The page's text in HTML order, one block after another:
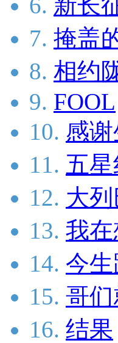
7. 掩盖
8. 相约
9. FOOL
10. 感
11. 五
12. 大
13. 我
14. 今
15. 哥
16. 结果